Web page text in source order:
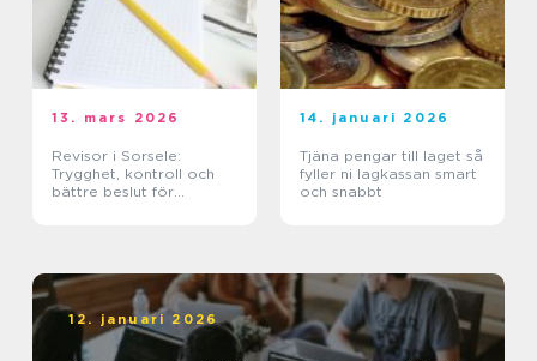
13. mars 2026
Revisor i Sorsele:
Trygghet, kontroll och
bättre beslut för
14. januari 2026
Tjäna pengar till laget så
fyller ni lagkassan smart
och snabbt
12. januari 2026